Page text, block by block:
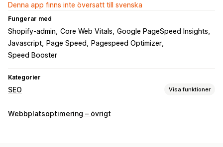
Denna app finns inte översatt till svenska
Fungerar med
Shopify-admin Core Web Vitals Google PageSpeed Insights
Javascript
Page Speed
Pagespeed Optimizer
Speed Booster
Kategorier
SEO Visa funktioner
SEO-verktyg
Webbplatsoptimering – övrigt